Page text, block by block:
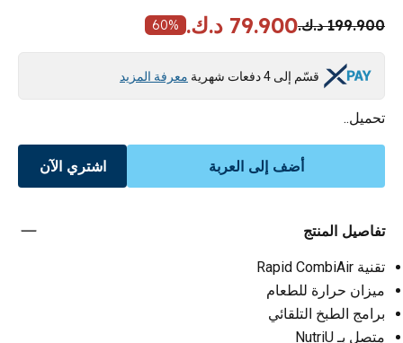
199.900 د.ك. 79.900 د.ك. 60%
قسّم إلى 4 دفعات شهرية معرفة المزيد
تحميل..
أضف إلى العربة اشتري الآن
تفاصيل المنتج
تقنية Rapid CombiAir
ميزان حرارة للطعام
برامج الطبخ التلقائي
متصل بـ NutriU